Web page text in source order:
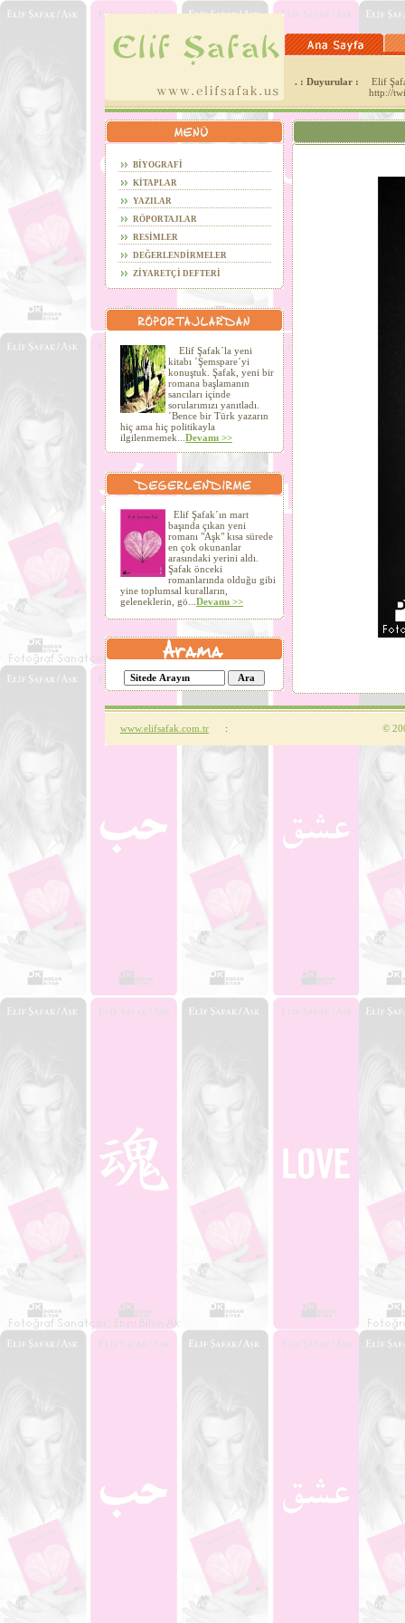
. : Duyurular :
Elif
http://
BİYOGRAFİ
KİTAPLAR
YAZILAR
RÖPORTAJLAR
RESİMLER
DEĞERLENDİRMELER
ZİYARETÇİ DEFTERİ
Elif Şafak´la yeni
kitabı ´Şemspare´yi
konuştuk. Şafak, yeni bir
romana başlamanın
sancıları içinde
sorularımızı yanıtladı.
´Bence bir Türk yazarın
hiç ama hiç politikayla
ilgilenmemek... Devamı >>
Elif Şafak´ın mart
başında çıkan yeni
romanı "Aşk" kısa sürede
en çok okunanlar
arasındaki yerini aldı.
Şafak önceki
romanlarında olduğu gibi
yine toplumsal kuralların,
geleneklerin, gö... Devamı >>
www.elifsafak.com.tr : ©